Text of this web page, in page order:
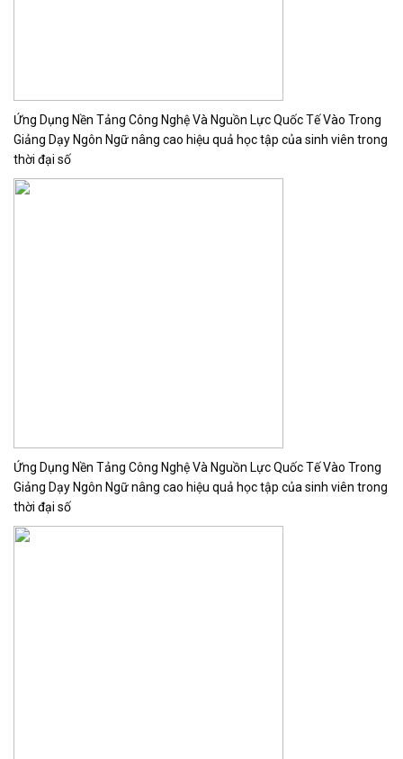
Ứng Dụng Nền Tảng Công Nghệ Và Nguồn Lực Quốc Tế Vào Trong
Giảng Dạy Ngôn Ngữ nâng cao hiệu quả học tập của sinh viên trong
thời đại số
Ứng Dụng Nền Tảng Công Nghệ Và Nguồn Lực Quốc Tế Vào Trong
Giảng Dạy Ngôn Ngữ nâng cao hiệu quả học tập của sinh viên trong
thời đại số